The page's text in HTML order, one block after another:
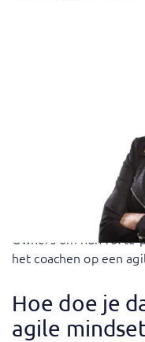
Hoe breng jij
Ik richt me op de
op het invullen van de
mindset verander je
mee bezig. Parallel
we met daily’s,
Owners om hun rol te
het coachen op een
Hoe doe je
agile